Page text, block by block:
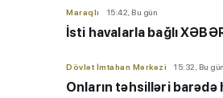
Maraqlı 15:42, Bu gün
İsti havalarla bağlı
Dövlət İmtahan Mərkəzi 15:32, Bu gün
Onların təhsilləri barədə